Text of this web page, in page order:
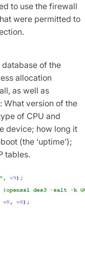
to use the firewall
were permitted to
of the
allocation
as well as
What version of the
of CPU and
device; how long it
(the ‘uptime’);
tables.